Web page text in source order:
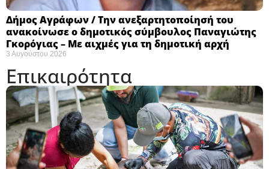
Δήμος Αγράφων / Την ανεξαρτητοποίησή του
ανακοίνωσε ο δημοτικός σύμβουλος Παναγιώτης
Γκορόγιας – Με αιχμές για τη δημοτική αρχή
3 Αυγούστου 2026
Επικαιρότητα